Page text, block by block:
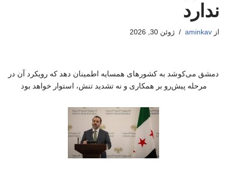
ندارد
از aminkav ژوئن 30, 2026
دمشق می‌کوشد به کشورهای همسایه اطمینان دهد که رویکرد آن در
مرحله پیش‌رو بر همکاری و نه تشدید تنش، استوار خواهد بود